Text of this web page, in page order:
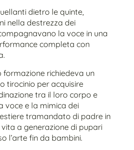
dietro le quinte,
nella destrezza dei
la voce in una
completa con
formazione richiedeva un
tirocinio per acquisire
tra il loro corpo e
voce e la mimica dei
tramandato di padre in
a generazione di pupari
l’arte fin da bambini.